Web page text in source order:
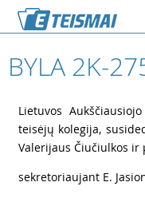
BYLA 2K-
Lietuvos
teisėjų kolegija,
Valerijaus Čiučiulkos ir
sekretoriaujant E.